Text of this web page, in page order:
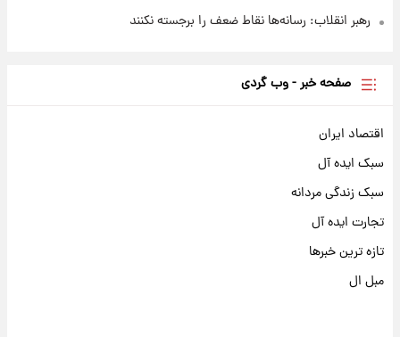
رهبر انقلاب: رسانه‌ها نقاط ضعف را برجسته نکنند
صفحه خبر - وب گردی
اقتصاد ایران
سبک ایده آل
سبک زندگی مردانه
تجارت ایده آل
تازه ترین خبرها
مبل ال